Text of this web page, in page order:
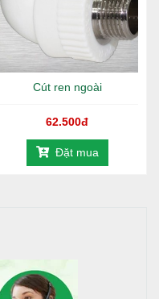
Cút ren ngoài
62.500đ
Đặt mua